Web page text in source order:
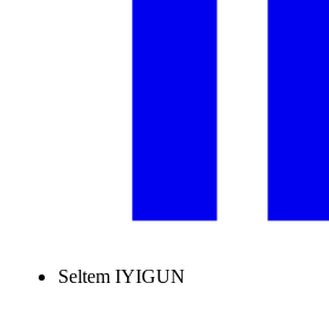
Seltem IYIGUN